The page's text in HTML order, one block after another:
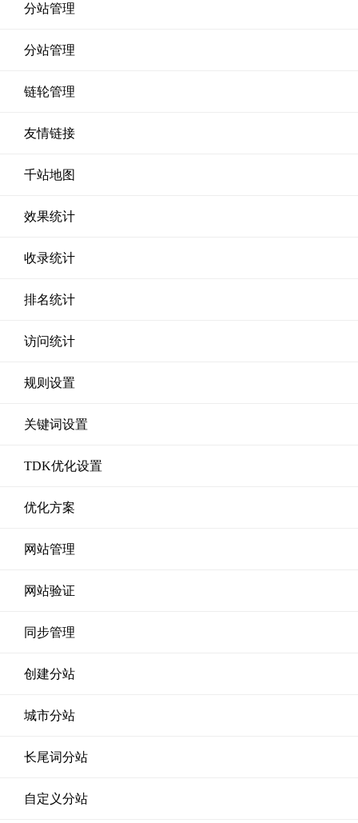
分站管理
分站管理
链轮管理
友情链接
千站地图
效果统计
收录统计
排名统计
访问统计
规则设置
关键词设置
TDK优化设置
优化方案
网站管理
网站验证
同步管理
创建分站
城市分站
长尾词分站
自定义分站